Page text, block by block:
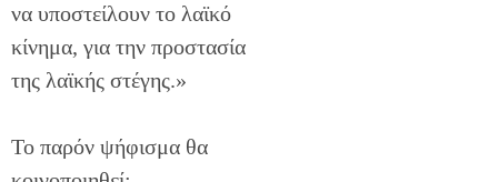
να υποστείλουν το λαϊκό
κίνημα, για την προστασία
της λαϊκής στέγης.»
Το παρόν ψήφισμα θα